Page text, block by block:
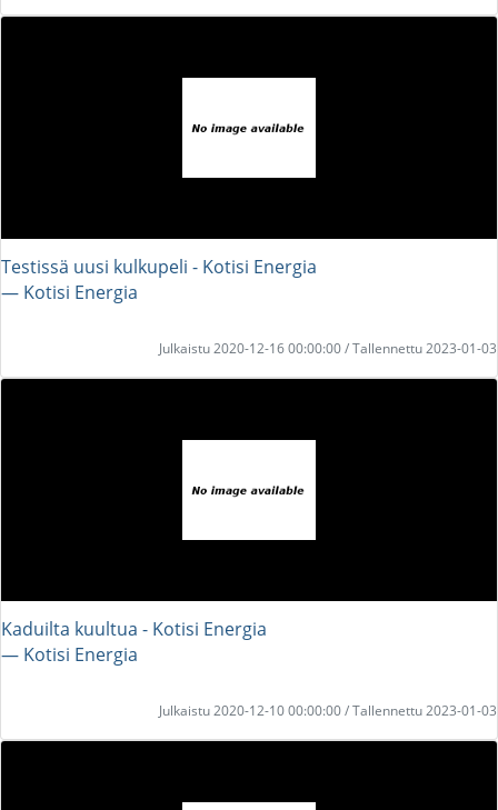
Testissä uusi kulkupeli - Kotisi Energia
― Kotisi Energia
Julkaistu 2020-12-16 00:00:00 / Tallennettu 2023-01-03
Kaduilta kuultua - Kotisi Energia
― Kotisi Energia
Julkaistu 2020-12-10 00:00:00 / Tallennettu 2023-01-03